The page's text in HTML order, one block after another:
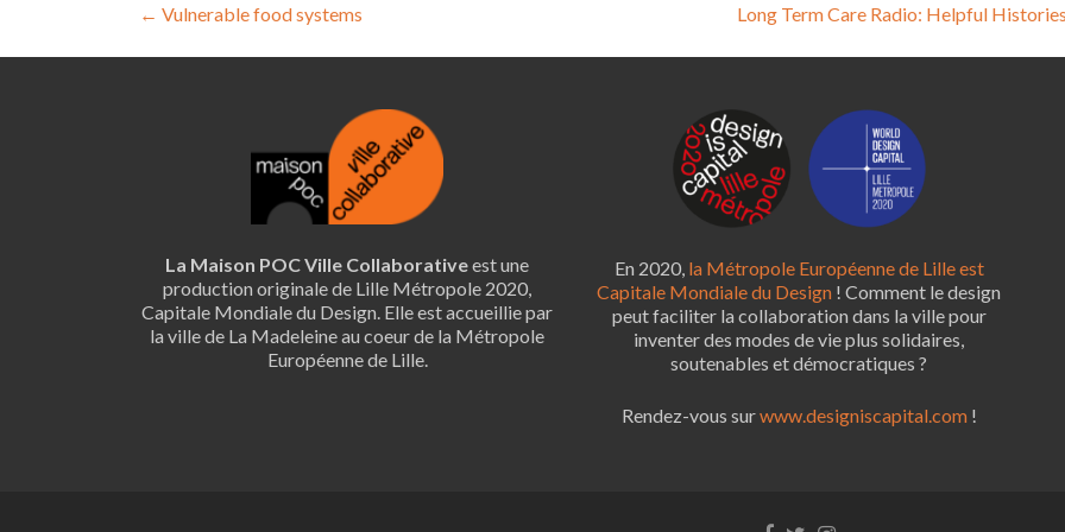
Navigation
de
← Vulnerable food systems Long Term Care Radio: Helpful
La Maison POC Ville Collaborativeest une
production originale de Lille Métropole 2020,
Capitale Mondiale du Design. Elle est accueillie par
la ville de La Madeleine au coeur de la Métropole
Européenne de Lille.
En 2020, la Métropole Européenne de Lille est
Capitale Mondiale du Design ! Comment le design
peut faciliter la collaboration dans la ville pour
inventer des modes de vie plus solidaires,
soutenables et démocratiques ?
Rendez-vous surwww.designiscapital.com!